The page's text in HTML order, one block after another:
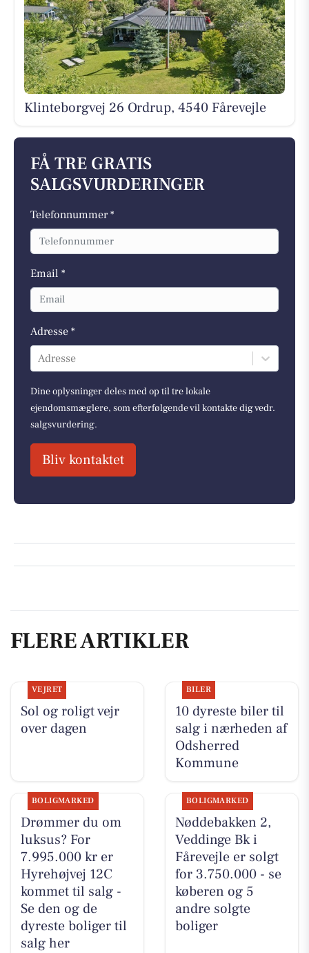
Klinteborgvej 26 Ordrup, 4540 Fårevejle
FÅ TRE GRATIS
SALGSVURDERINGER
Telefonnummer *
Email *
Adresse *
Adresse
Dine oplysninger deles med op til tre lokale
ejendomsmæglere, som efterfølgende vil kontakte dig vedr.
salgsvurdering.
Bliv kontaktet
FLERE ARTIKLER
VEJRET
Sol og roligt vejr
over dagen
BILER
10 dyreste biler til
salg i nærheden af
Odsherred
Kommune
BOLIGMARKED
Drømmer du om
luksus? For
7.995.000 kr er
Hyrehøjvej 12C
kommet til salg -
Se den og de
dyreste boliger til
salg her
BOLIGMARKED
Nøddebakken 2,
Veddinge Bk i
Fårevejle er solgt
for 3.750.000 - se
køberen og 5
andre solgte
boliger